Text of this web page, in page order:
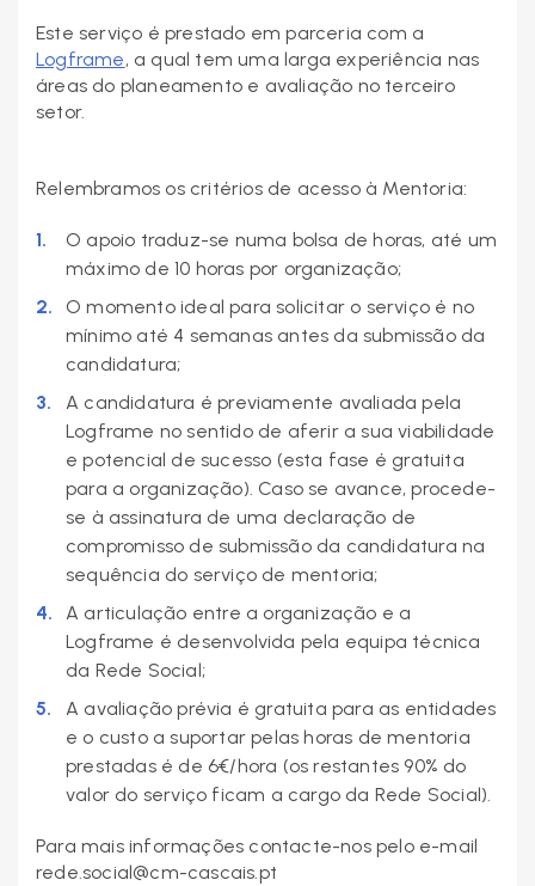
Este serviço é prestado em parceria com a
Logframe, a qual tem uma larga experiência nas
áreas do planeamento e avaliação no terceiro
setor.
Relembramos os critérios de acesso à Mentoria:
O apoio traduz-se numa bolsa de horas, até um
máximo de 10 horas por organização;
O momento ideal para solicitar o serviço é no
mínimo até 4 semanas antes da submissão da
candidatura;
A candidatura é previamente avaliada pela
Logframe no sentido de aferir a sua viabilidade
e potencial de sucesso (esta fase é gratuita
para a organização). Caso se avance, procede-
se à assinatura de uma declaração de
compromisso de submissão da candidatura na
sequência do serviço de mentoria;
A articulação entre a organização e a
Logframe é desenvolvida pela equipa técnica
da Rede Social;
A avaliação prévia é gratuita para as entidades
e o custo a suportar pelas horas de mentoria
prestadas é de 6€/hora (os restantes 90% do
valor do serviço ficam a cargo da Rede Social).
Para mais informações contacte-nos pelo e-mail
rede.social@cm-cascais.pt